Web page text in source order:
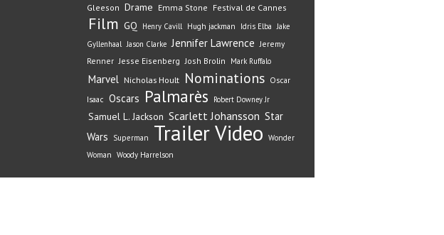
Gleeson Drame Emma Stone Festival de Cannes
Film GQ Henry Cavill Hugh jackman Idris Elba Jake
Gyllenhaal Jason Clarke Jennifer Lawrence Jeremy
Renner Jesse Eisenberg Josh Brolin Mark Ruffalo
Marvel Nicholas Hoult Nominations Oscar
Isaac Oscars Palmarès Robert Downey Jr
Samuel L. Jackson Scarlett Johansson Star
Wars
Superman TrailerVideo Wonder
Woman Woody Harrelson